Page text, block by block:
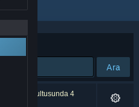
Ara
doğrultusunda 4